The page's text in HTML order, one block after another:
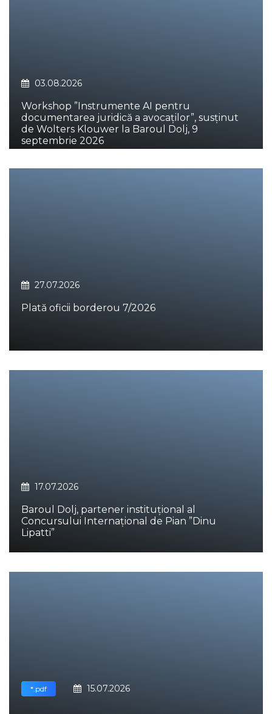
03.08.2026
Workshop ”Instrumente AI pentru
documentarea juridică a avocaților”, susținut
de Wolters Klouwer la Baroul Dolj, 9
septembrie 2026
27.07.2026
Plată oficii borderou 7/2026
17.07.2026
Baroul Dolj, partener instituțional al
Concursului Internațional de Pian ”Dinu
Lipatti”
*.pdf 15.07.2026